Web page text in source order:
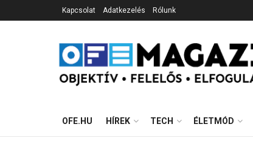
Kapcsolat Adatkezelés Rólunk
OFE.HU HÍREK TECH ÉLETMÓD